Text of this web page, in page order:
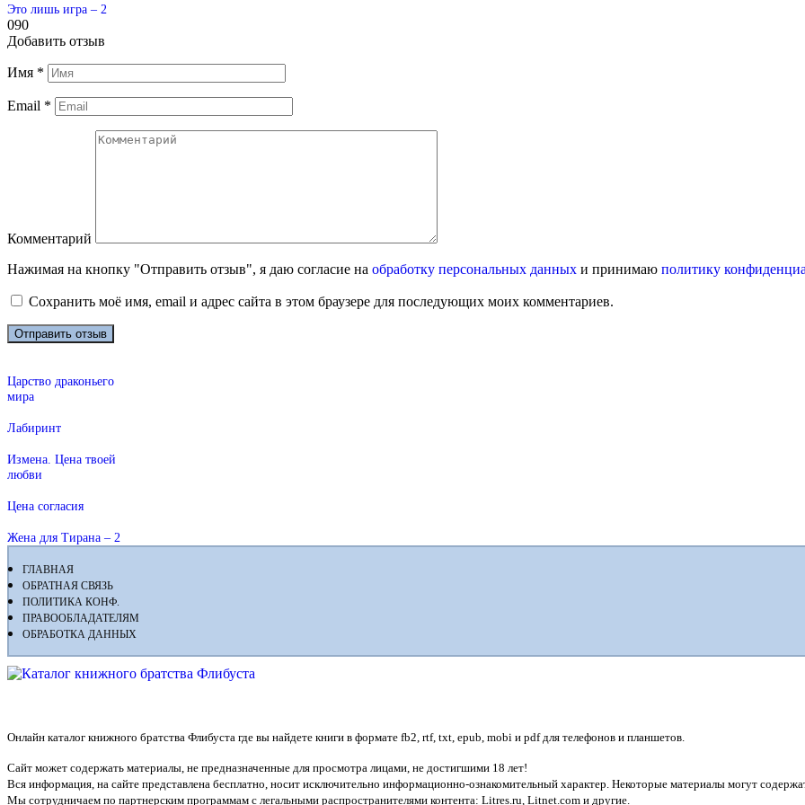
Это лишь игра – 2
090
Добавить отзыв
Имя *
Email *
Комментарий
Нажимая на кнопку "Отправить отзыв", я даю согласие на обработку персональных данных и принимаю политику
Сохранить моё имя, email и адрес сайта в этом браузере для последующих моих комментариев.
Царство драконьего
мира
Лабиринт
Измена. Цена твоей
любви
Цена согласия
Жена для Тирана – 2
ГЛАВНАЯ
ОБРАТНАЯ СВЯЗЬ
ПОЛИТИКА КОНФ.
ПРАВООБЛАДАТЕЛЯМ
ОБРАБОТКА ДАННЫХ
Онлайн каталог книжного братства Флибуста где вы найдете книги в формате fb2, rtf, txt, epub, mobi и pdf для телефонов и планшетов.
Сайт может содержать материалы, не предназначенные для просмотра лицами, не достигшими 18 лет!
Вся информация, на сайте представлена бесплатно, носит исключительно информационно-ознакомительный характер. Некоторые материалы могут
Мы сотрудничаем по партнерским программам с легальными распространителями контента: Litres.ru, Litnet.com и другие.